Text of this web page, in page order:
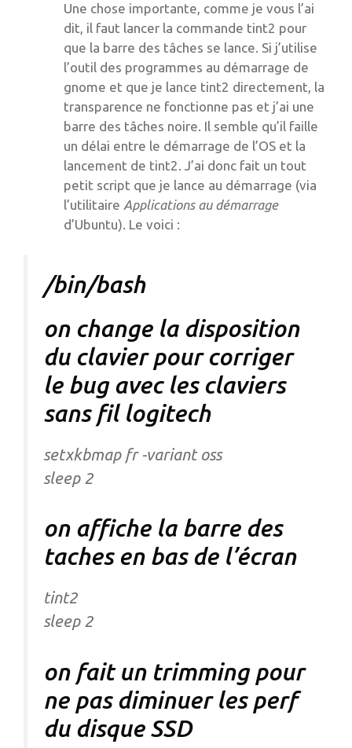
Une chose importante, comme je vous l’ai
dit, il faut lancer la commande tint2 pour
que la barre des tâches se lance. Si j’utilise
l’outil des programmes au démarrage de
gnome et que je lance tint2 directement, la
transparence ne fonctionne pas et j’ai une
barre des tâches noire. Il semble qu’il faille
un délai entre le démarrage de l’OS et la
lancement de tint2. J’ai donc fait un tout
petit script que je lance au démarrage (via
l’utilitaire Applications au démarrage
d’Ubuntu). Le voici :
/bin/bash
on change la disposition
du clavier pour corriger
le bug avec les claviers
sans fil logitech
setxkbmap fr -variant oss
sleep 2
on affiche la barre des
taches en bas de l’écran
tint2
sleep 2
on fait un trimming pour
ne pas diminuer les perf
du disque SSD